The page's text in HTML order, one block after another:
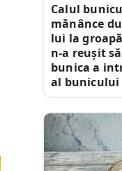
Calul
mănânce
lui la
n-a reușit
bunica a
al